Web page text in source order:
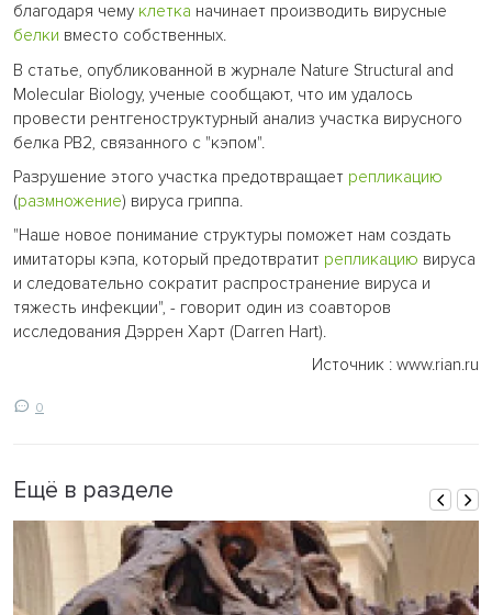
благодаря чему клетка начинает производить вирусные
белки вместо собственных.
В статье, опубликованной в журнале Nature Structural and
Molecular Biology, ученые сообщают, что им удалось
провести рентгеноструктурный анализ участка вирусного
белка PB2, связанного с "кэпом".
Разрушение этого участка предотвращает репликацию
(размножение) вируса гриппа.
"Наше новое понимание структуры поможет нам создать
имитаторы кэпа, который предотвратит репликацию вируса
и следовательно сократит распространение вируса и
тяжесть инфекции", - говорит один из соавторов
исследования Дэррен Харт (Darren Hart).
Источник : www.rian.ru
0
Ещё в разделе